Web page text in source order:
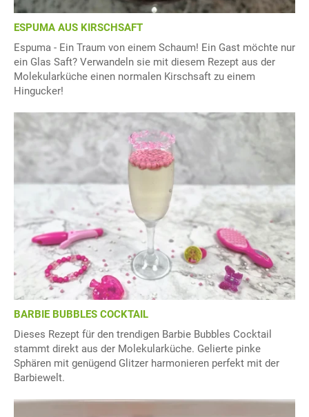
ESPUMA AUS KIRSCHSAFT
Espuma - Ein Traum von einem Schaum! Ein Gast möchte nur
ein Glas Saft? Verwandeln sie mit diesem Rezept aus der
Molekularküche einen normalen Kirschsaft zu einem
Hingucker!
BARBIE BUBBLES COCKTAIL
Dieses Rezept für den trendigen Barbie Bubbles Cocktail
stammt direkt aus der Molekularküche. Gelierte pinke
Sphären mit genügend Glitzer harmonieren perfekt mit der
Barbiewelt.